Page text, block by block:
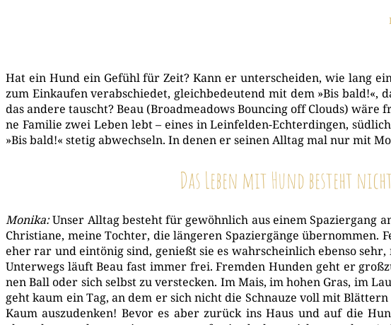
Hat ein Hund ein Gefühl für Zeit? Kann er unter­schei­den, wie lang
zum Ein­kau­fen ver­ab­schie­det, gleich­be­deu­tend mit dem »Bis bald!«,
das ande­re tauscht? Beau (Broad­me­a­dows Boun­cing off Clouds)
ne Fami­lie zwei Leben lebt – eines in Lein­fel­den-Ech­ter­din­gen,
»Bis bald!« ste­tig abwech­seln. In denen er sei­nen All­tag mal nur mit
Das Leben mit Hund besteht
Moni­ka:Unser All­tag besteht für gewöhn­lich aus einem Spa­zier­gang
Chris­tia­ne, mei­ne Toch­ter, die län­ge­ren Spa­zier­gän­ge
eher rar und ein­tö­nig sind, genießt sie es wahr­schein­lich eben­so
Unter­wegs läuft Beau fast immer frei. Frem­den Hun­den geht er
nen Ball oder sich selbst zu ver­ste­cken. Im Mais, im hohen Gras, im
geht kaum ein Tag, an dem er sich nicht die Schnau­ze voll mit
Kaum aus­zu­den­ken! Bevor es aber zurück ins Haus und auf die